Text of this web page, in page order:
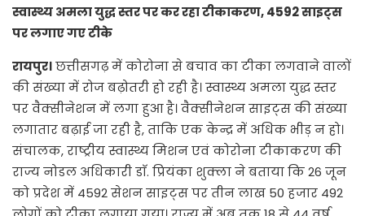
स्वास्थ्य अमला युद्ध स्तर पर कर रहा टीकाकरण, 4592 साइट्स
पर लगाए गए टीके
रायपुर।छत्तीसगढ़ में कोरोना से बचाव का टीका लगवाने वालों
की संख्या में रोज बढ़ोतरी हो रही है। स्वास्थ्य अमला युद्ध स्तर
पर वैक्सीनेशन में लगा हुआ है। वैक्सीनेशन साइट्स की संख्या
लगातार बढ़ाई जा रही है, ताकि एक केन्द्र में अधिक भीड़ न हो।
संचालक, राष्ट्रीय स्वास्थ्य मिशन एवं कोरोना टीकाकरण की
राज्य नोडल अधिकारी डाॅ. प्रियंका शुक्ला ने बताया कि 26 जून
को प्रदेश में 4592 सेशन साइट्स पर तीन लाख 50 हजार 492